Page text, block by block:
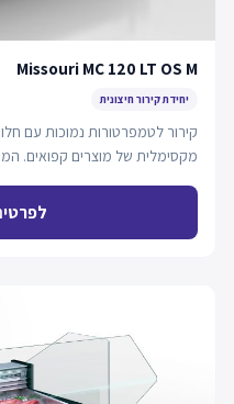
Missouri MC 120 LT OS M
יחידת קירור חיצונית
קירור לטמפרטורות נמוכות עם
מקסימלית של מוצרים קפואים.